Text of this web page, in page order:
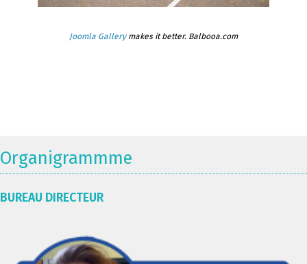
Joomla Gallerymakes it better. Balbooa.com
Organigrammme
BUREAU DIRECTEUR